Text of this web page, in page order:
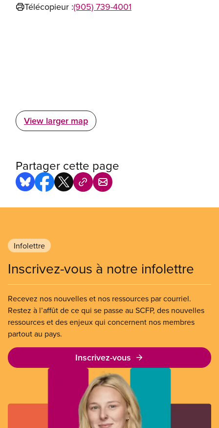
Télécopieur :(905) 739-4001
View larger map
Partager cette page
Infolettre
Inscrivez-vous à notre infolettre
Recevez nos nouvelles et nos ressources par courriel.
Restez à l’affût de ce qui se passe au SCFP, des nouvelles
ressources et des enjeux qui concernent nos membres
partout au pays.
Inscrivez-vous